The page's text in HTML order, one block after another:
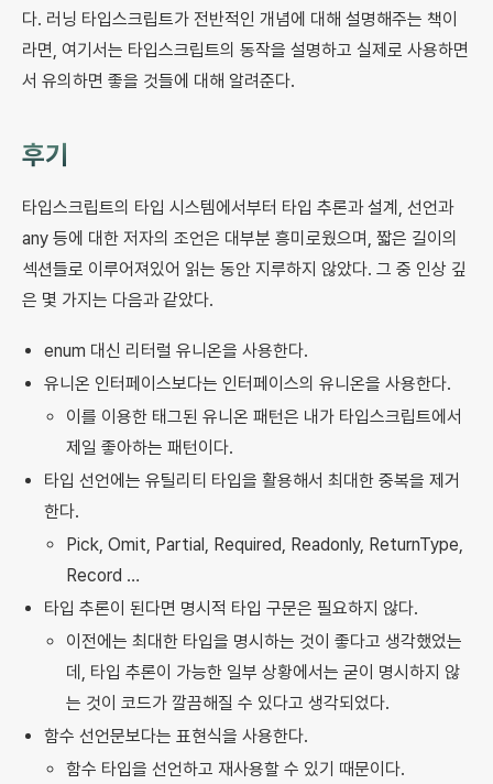
다. 러닝 타입스크립트가 전반적인 개념에 대해 설명해주는 책이
라면, 여기서는 타입스크립트의 동작을 설명하고 실제로 사용하면
서 유의하면 좋을 것들에 대해 알려준다.
후기
타입스크립트의 타입 시스템에서부터 타입 추론과 설계, 선언과
any 등에 대한 저자의 조언은 대부분 흥미로웠으며, 짧은 길이의
섹션들로 이루어져있어 읽는 동안 지루하지 않았다. 그 중 인상 깊
은 몇 가지는 다음과 같았다.
enum 대신 리터럴 유니온을 사용한다.
유니온 인터페이스보다는 인터페이스의 유니온을 사용한다.
이를 이용한 태그된 유니온 패턴은 내가 타입스크립트에서
제일 좋아하는 패턴이다.
타입 선언에는 유틸리티 타입을 활용해서 최대한 중복을 제거
한다.
Pick, Omit, Partial, Required, Readonly, ReturnType,
Record …
타입 추론이 된다면 명시적 타입 구문은 필요하지 않다.
이전에는 최대한 타입을 명시하는 것이 좋다고 생각했었는
데, 타입 추론이 가능한 일부 상황에서는 굳이 명시하지 않
는 것이 코드가 깔끔해질 수 있다고 생각되었다.
함수 선언문보다는 표현식을 사용한다.
함수 타입을 선언하고 재사용할 수 있기 때문이다.